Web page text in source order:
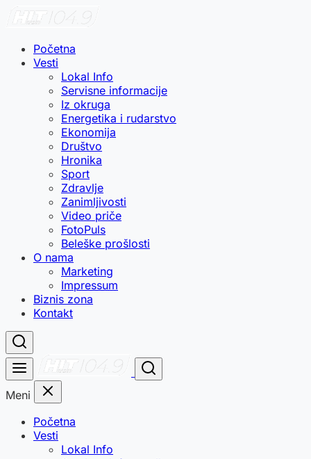
Početna
Vesti
Lokal Info
Servisne informacije
Iz okruga
Energetika i rudarstvo
Ekonomija
Društvo
Hronika
Sport
Zdravlje
Zanimljivosti
Video priče
FotoPuls
Beleške prošlosti
O nama
Marketing
Impressum
Biznis zona
Kontakt
Meni
Početna
Vesti
Lokal Info